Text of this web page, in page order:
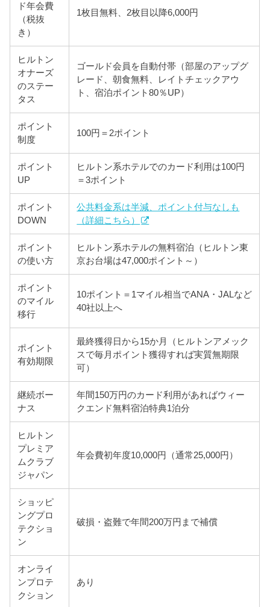
ド年会費
（税抜
き）
1枚目無料、2枚目以降6,000円
ヒルトン
オナーズ
のステー
タス
ゴールド会員を自動付帯（部屋のアップグ
レード、朝食無料、レイトチェックアウ
ト、宿泊ポイント80％UP）
ポイント
制度
100円＝2ポイント
ポイント
UP
ヒルトン系ホテルでのカード利用は100円
＝3ポイント
ポイント
DOWN
公共料金系は半減、ポイント付与なしも
（詳細こちら）
ポイント
の使い方
ヒルトン系ホテルの無料宿泊（ヒルトン東
京お台場は47,000ポイント～）
ポイント
のマイル
移行
10ポイント＝1マイル相当でANA・JALなど
40社以上へ
ポイント
有効期限
最終獲得日から15か月（ヒルトンアメック
スで毎月ポイント獲得すれば実質無期限
可）
継続ボー
ナス
年間150万円のカード利用があればウィー
クエンド無料宿泊特典1泊分
ヒルトン
プレミア
ムクラブ
ジャパン
年会費初年度10,000円（通常25,000円）
ショッピ
ングプロ
テクショ
ン
破損・盗難で年間200万円まで補償
オンライ
ンプロテ
クション
あり